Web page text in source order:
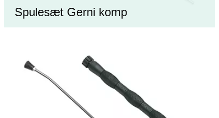
Spulesæt Gerni komp